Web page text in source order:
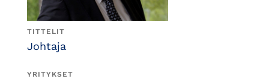
TITTELIT
Johtaja
YRITYKSET